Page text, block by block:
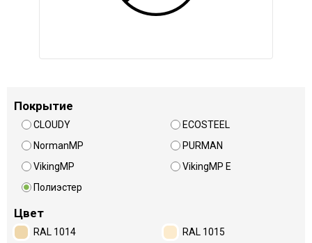
Покрытие
CLOUDY
ECOSTEEL
NormanMP
PURMAN
VikingMP
VikingMP E
Полиэстер
Цвет
RAL 1014
RAL 1015